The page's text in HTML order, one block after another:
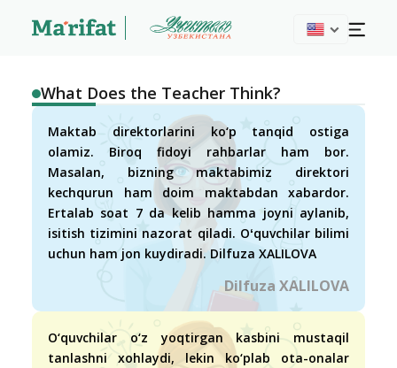
What Does the Teacher Think?
Maktab direktorlarini ko‘p tanqid ostiga
olamiz. Biroq fidoyi rahbarlar ham bor.
Masalan, bizning maktabimiz direktori
kechqurun ham doim maktabdan xabardor.
Ertalab soat 7 da kelib hamma joyni aylanib,
isitish tizimini nazorat qiladi. Oʻquvchilar bilimi
uchun ham jon kuydiradi. Dilfuza XALILOVA
Dilfuza XALILOVA
O‘quvchilar o‘z yoqtirgan kasbini mustaqil
tanlashni xohlaydi, lekin ko‘plab ota-onalar